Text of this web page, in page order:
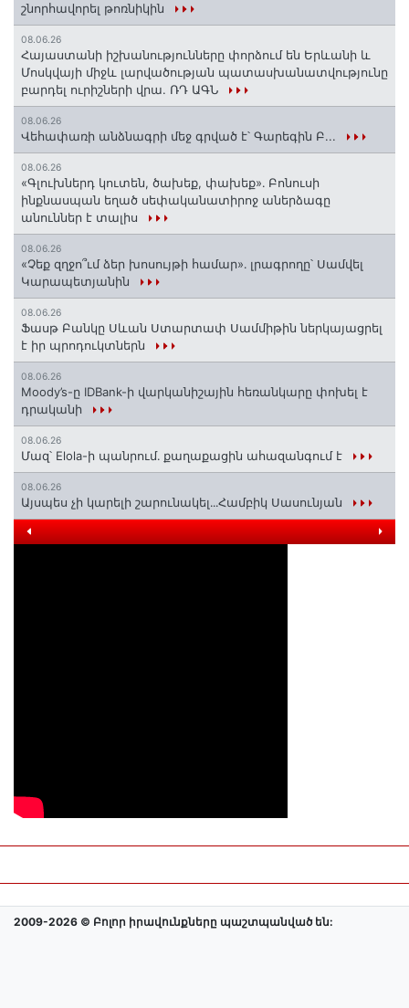
շնորհավորել թոռնիկին
08.06.26
Հայաստանի իշխանությունները փորձում են Երևանի և
Մոսկվայի միջև լարվածության պատասխանատվությունը
բարդել ուրիշների վրա. ՌԴ ԱԳՆ
08.06.26
Վեհափառի անձնագրի մեջ գրված է՝ Գարեգին Բ...
08.06.26
«Գլուխներդ կուտեն, ծախեք, փախեք»․ Բոնուսի
ինքնասպան եղած սեփականատիրոջ աներձագը
անուններ է տալիս
08.06.26
«Չեք զղջո՞ւմ ձեր խոսույթի համար»․ լրագրողը՝ Սամվել
Կարապետյանին
08.06.26
Ֆասթ Բանկը Սևան Ստարտափ Սամմիթին ներկայացրել
է իր պրոդուկտներն
08.06.26
Moody’s-ը IDBank-ի վարկանիշային հեռանկարը փոխել է
դրականի
08.06.26
Մազ՝ Elola-ի պանրում․ քաղաքացին ահազանգում է
08.06.26
Այսպես չի կարելի շարունակել․․․Համբիկ Սասունյան
2009-2026 © Բոլոր իրավունքները պաշտպանված են: